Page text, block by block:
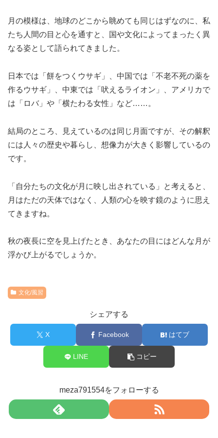
月の模様は、地球のどこから眺めても同じはずなのに、私
たち人間の目と心を通すと、国や文化によってまったく異
なる姿として語られてきました。
日本では「餅をつくウサギ」、中国では「不老不死の薬を
作るウサギ」、中東では「吠えるライオン」、アメリカで
は「ロバ」や「横たわる女性」など……。
結局のところ、見えているのは同じ月面ですが、その解釈
には人々の歴史や暮らし、想像力が大きく影響しているの
です。
「自分たちの文化が月に映し出されている」と考えると、
月はただの天体ではなく、人類の心を映す鏡のように思え
てきますね。
秋の夜長に空を見上げたとき、あなたの目にはどんな月が
浮かび上がるでしょうか。
文化/風習
シェアする
X Facebook はてブ
LINE コピー
meza791554をフォローする